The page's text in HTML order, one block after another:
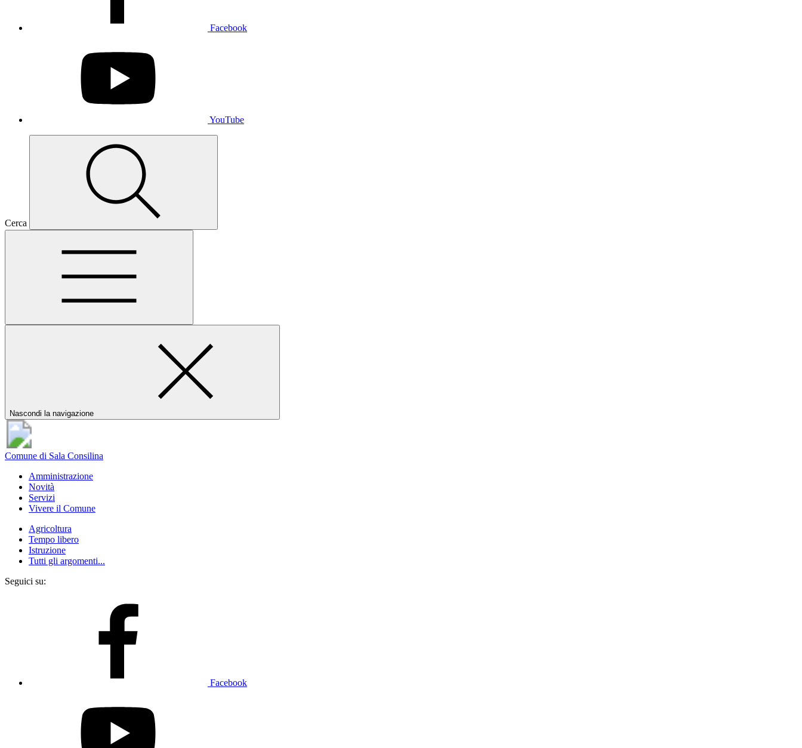
Facebook
YouTube
Cerca
Nascondi la navigazione
Comune di Sala Consilina
Amministrazione
Novità
Servizi
Vivere il Comune
Agricoltura
Tempo libero
Istruzione
Tutti gli argomenti...
Seguici su:
Facebook